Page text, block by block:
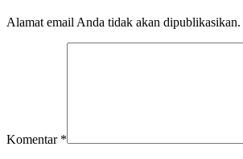
Alamat email Anda tidak akan dipublikasikan.
Komentar *